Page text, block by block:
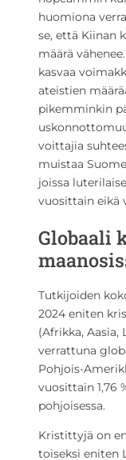
huomiona
se, että Kiinan
määrä
kasvaa
ateistien
pikemminkin
voittajia
muistaa
joissa
vuosittain eikä
Globaali
Tutkijoiden
2024 eniten
(Afrikka, Aasia,
verrattuna
Pohjois-
vuosittain 1,76
pohjoisessa.
Kristittyjä on
toiseksi eniten